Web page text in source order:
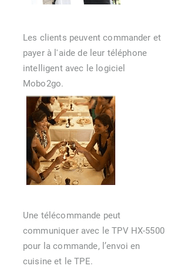
Les clients peuvent commander et
payer à l'aide de leur téléphone
intelligent avec le logiciel
Mobo2go.
Une télécommande peut
communiquer avec le TPV HX-5500
pour la commande, l’envoi en
cuisine et le TPE.